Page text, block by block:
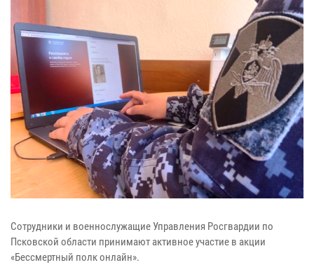
Сотрудники и военнослужащие Управления Росгвардии по
Псковской области принимают активное участие в акции
«Бессмертный полк онлайн».